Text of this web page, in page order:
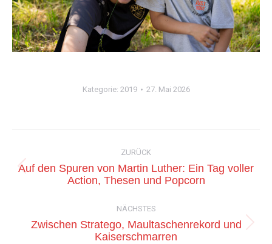
Kategorie: 2019 27. Mai 2026
ZURÜCK
Vorheriger
Auf den Spuren von Martin Luther: Ein Tag voller
Action, Thesen und Popcorn
NÄCHSTES
Nächster
Zwischen Stratego, Maultaschenrekord und
Kaiserschmarren